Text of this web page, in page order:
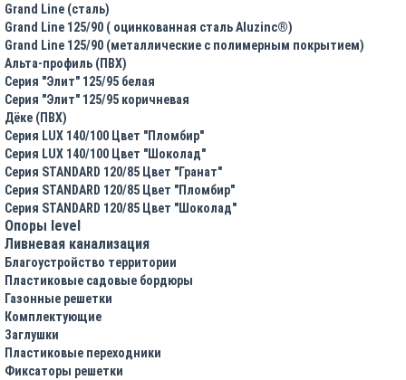
Grand Line (сталь)
Grand Line 125/90 ( оцинкованная сталь Aluzinc®)
Grand Line 125/90 (металлические с полимерным покрытием)
Альта-профиль (ПВХ)
Серия "Элит" 125/95 белая
Серия "Элит" 125/95 коричневая
Дёке (ПВХ)
Серия LUX 140/100 Цвет "Пломбир"
Серия LUX 140/100 Цвет "Шоколад"
Серия STANDARD 120/85 Цвет "Гранат"
Серия STANDARD 120/85 Цвет "Пломбир"
Серия STANDARD 120/85 Цвет "Шоколад"
Опоры level
Ливневая канализация
Благоустройство территории
Пластиковые садовые бордюры
Газонные решетки
Комплектующие
Заглушки
Пластиковые переходники
Фиксаторы решетки